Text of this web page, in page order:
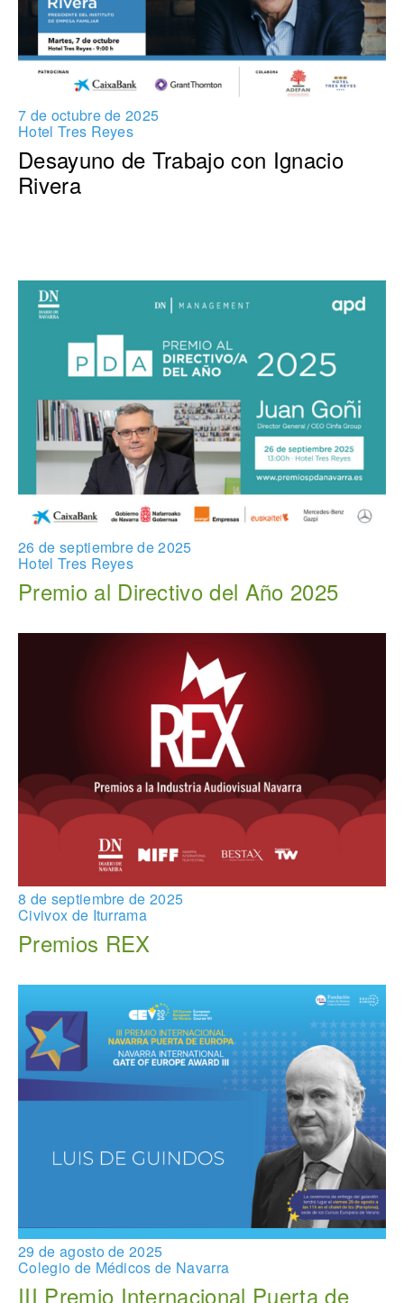
7 de octubre de 2025
Hotel Tres Reyes
Desayuno de Trabajo con Ignacio
Rivera
26 de septiembre de 2025
Hotel Tres Reyes
Premio al Directivo del Año 2025
8 de septiembre de 2025
Civivox de Iturrama
Premios REX
29 de agosto de 2025
Colegio de Médicos de Navarra
III Premio Internacional Puerta de